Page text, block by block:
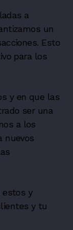
a
un
Esto
para los
y en que las
ser una
a los
nuevos
estos y
y tu